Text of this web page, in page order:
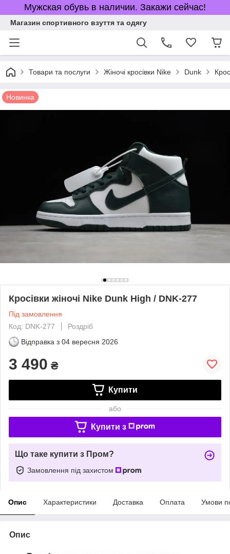
Мужская обувь в наличии. Закажи сейчас!
Магазин спортивного взуття та одягу
Товари та послуги Жіночі кросівки Nike Dunk
Новинка
Кросівки жіночі Nike Dunk High / DNK-277
Під замовлення
Код: DNK-277
Роздріб
Відправка з 04 вересня 2026
3 490 ₴
Купити
або
Купити з
Що таке купити з Пром?
Замовлення під захистом
Опис Характеристики Доставка Оплата Умови
Опис